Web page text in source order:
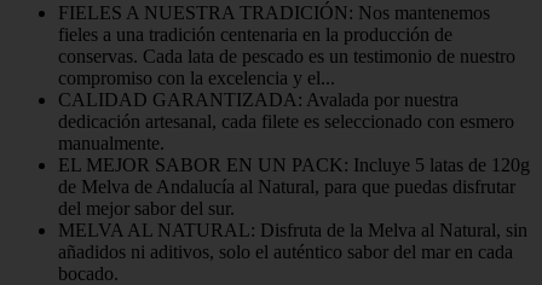
FIELES A NUESTRA TRADICIÓN: Nos mantenemos
fieles a una tradición centenaria en la producción de
conservas. Cada lata de pescado es un testimonio de nuestro
compromiso con la excelencia y el...
CALIDAD GARANTIZADA: Avalada por nuestra
dedicación artesanal, cada filete es seleccionado con esmero
manualmente.
EL MEJOR SABOR EN UN PACK: Incluye 5 latas de 120g
de Melva de Andalucía al Natural, para que puedas disfrutar
del mejor sabor del sur.
MELVA AL NATURAL: Disfruta de la Melva al Natural, sin
añadidos ni aditivos, solo el auténtico sabor del mar en cada
bocado.